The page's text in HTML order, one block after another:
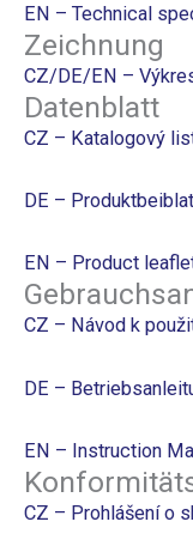
EN – Technical
Zeichnung
CZ/DE/EN –
Datenblatt
CZ – Katalogový
DE –
EN – Product
CZ – Návod k
DE –
EN – Instruction
CZ – Prohlášení o